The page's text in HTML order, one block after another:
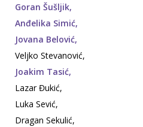
Goran Šušljik,
Anđelika Simić,
Jovana Belović,
Veljko Stevanović,
Joakim Tasić,
Lazar Đukić,
Luka Sević,
Dragan Sekulić,